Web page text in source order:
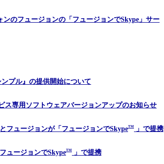
ンのフュージョンの「フュージョンでSkype」サー
プル』の提供開始について
ス専用ソフトウェアバージョンアップのお知らせ
フュージョンが「フュージョンでSkypeTM 」で提携
ュージョンでSkypeTM 」で提携